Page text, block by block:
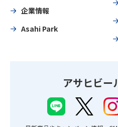
企業情報
Asahi Park
アサヒビー